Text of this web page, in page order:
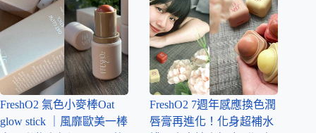
FreshO2 氣色小麥棒Oat
glow stick ｜風靡歐美一棒
FreshO2 7週年感應換色潤
唇膏再進化！化身超補水